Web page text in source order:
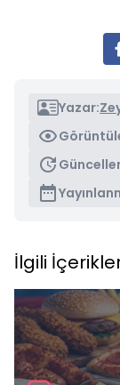
Yazar:
İlgili